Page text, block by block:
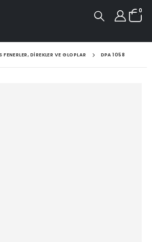
0
FENERLER, DIREKLER VE GLOPLAR DPA 1058